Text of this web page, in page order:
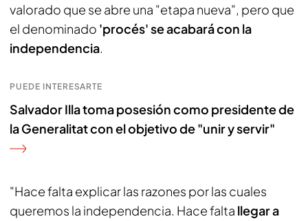
valorado que se abre una "etapa nueva", pero que
el denominado 'procés' se acabará con la
independencia.
PUEDE INTERESARTE
Salvador Illa toma posesión como presidente de
la Generalitat con el objetivo de "unir y servir"
"Hace falta explicar las razones por las cuales
queremos la independencia. Hace falta llegar a